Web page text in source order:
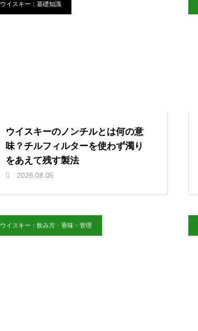
ウイスキー：基礎知識
ウイスキーのノンチルとは何の意
味？チルフィルターを使わず濁り
をあえて残す製法
2026.08.05
ウイスキー：飲み方・香味・管理